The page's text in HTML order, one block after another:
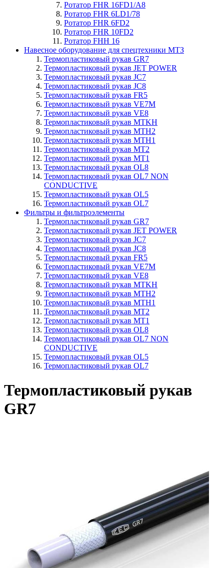
Ротатор FHR 16FD1/A8
Ротатор FHR 6LD1/78
Ротатор FHR 6FD2
Ротатор FHR 10FD2
Ротатор FHH 16
Навесное оборудование для спецтехники МТЗ
Термопластиковый рукав GR7
Термопластиковый рукав JET POWER
Термопластиковый рукав JC7
Термопластиковый рукав JC8
Термопластиковый рукав FR5
Термопластиковый рукав VE7M
Термопластиковый рукав VE8
Термопластиковый рукав MTKH
Термопластиковый рукав MTH2
Термопластиковый рукав MTH1
Термопластиковый рукав MT2
Термопластиковый рукав MT1
Термопластиковый рукав OL8
Термопластиковый рукав OL7 NON
CONDUCTIVE
Термопластиковый рукав OL5
Термопластиковый рукав OL7
Фильтры и фильтроэлементы
Термопластиковый рукав GR7
Термопластиковый рукав JET POWER
Термопластиковый рукав JC7
Термопластиковый рукав JC8
Термопластиковый рукав FR5
Термопластиковый рукав VE7M
Термопластиковый рукав VE8
Термопластиковый рукав MTKH
Термопластиковый рукав MTH2
Термопластиковый рукав MTH1
Термопластиковый рукав MT2
Термопластиковый рукав MT1
Термопластиковый рукав OL8
Термопластиковый рукав OL7 NON
CONDUCTIVE
Термопластиковый рукав OL5
Термопластиковый рукав OL7
Термопластиковый рукав
GR7